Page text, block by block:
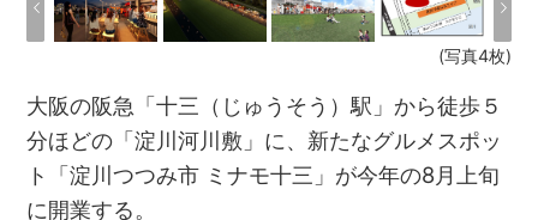
(写真4枚)
大阪の阪急「十三（じゅうそう）駅」から徒歩５
分ほどの「淀川河川敷」に、新たなグルメスポッ
ト「淀川つつみ市 ミナモ十三」が今年の8月上旬
に開業する。